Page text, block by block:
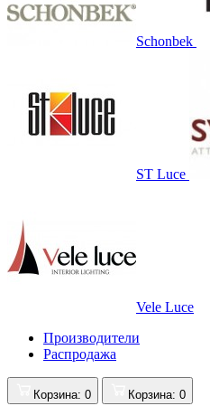
Schonbek
ST Luce
Vele Luce
Производители
Распродажа
Корзина: 0 Корзина: 0